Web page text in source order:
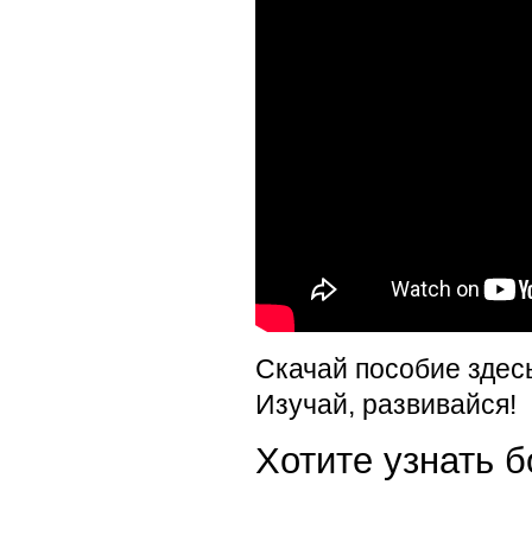
Скачай пособие
Изучай, развивайся!
Хотите